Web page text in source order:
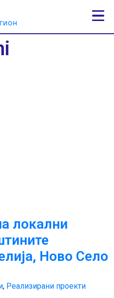
локални
Ново Село
, Реализирани проекти